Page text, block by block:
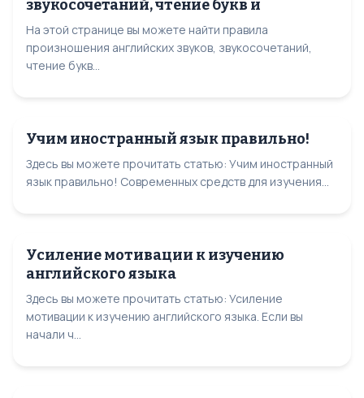
звукосочетаний, чтение букв и
На этой странице вы можете найти правила
произношения английских звуков, звукосочетаний,
чтение букв...
Учим иностранный язык правильно!
Здесь вы можете прочитать статью: Учим иностранный
язык правильно! Современных средств для изучения...
Усиление мотивации к изучению
английского языка
Здесь вы можете прочитать статью: Усиление
мотивации к изучению английского языка. Если вы
начали ч...